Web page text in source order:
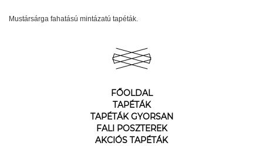
Mustársárga fahatású mintázatú tapéták.
FŐOLDAL
TAPÉTÁK
TAPÉTÁK GYORSAN
FALI POSZTEREK
AKCIÓS TAPÉTÁK